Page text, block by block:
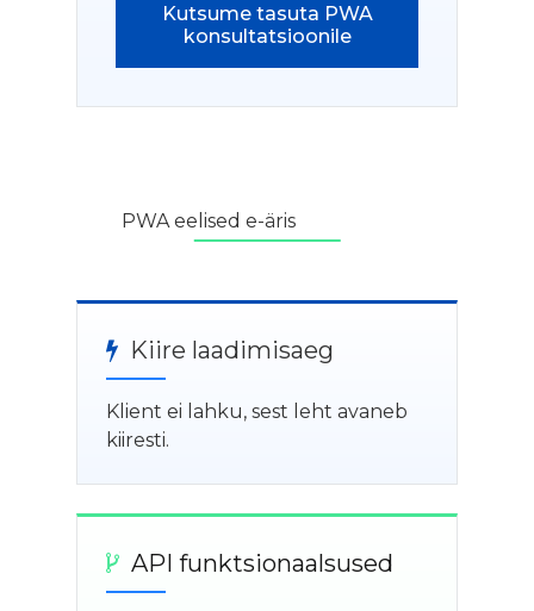
Kutsume tasuta PWA
konsultatsioonile
PWA eelised e-äris
Kiire laadimisaeg
Klient ei lahku, sest leht avaneb
kiiresti.
API funktsionaalsused